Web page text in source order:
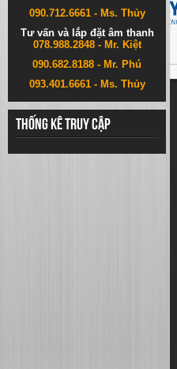
090.712.6661 - Ms. Thủy
Tư vấn và lắp đặt âm thanh
078.988.2848 - Mr. Kiệt
090.682.8188 - Mr. Phú
093.401.6661 - Ms. Thủy
Thống kê truy cập